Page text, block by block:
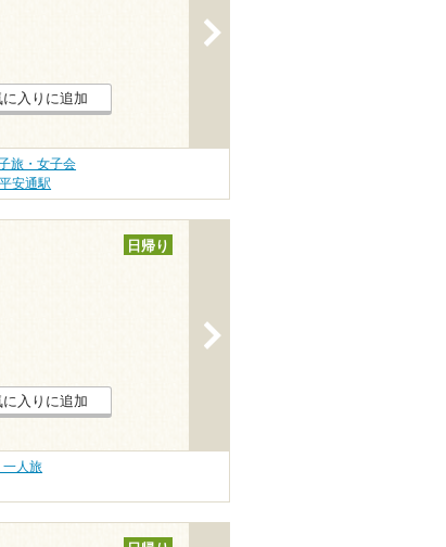
に入りに追加
旅・女子会
平安通駅
日帰り
に入りに追加
一人旅